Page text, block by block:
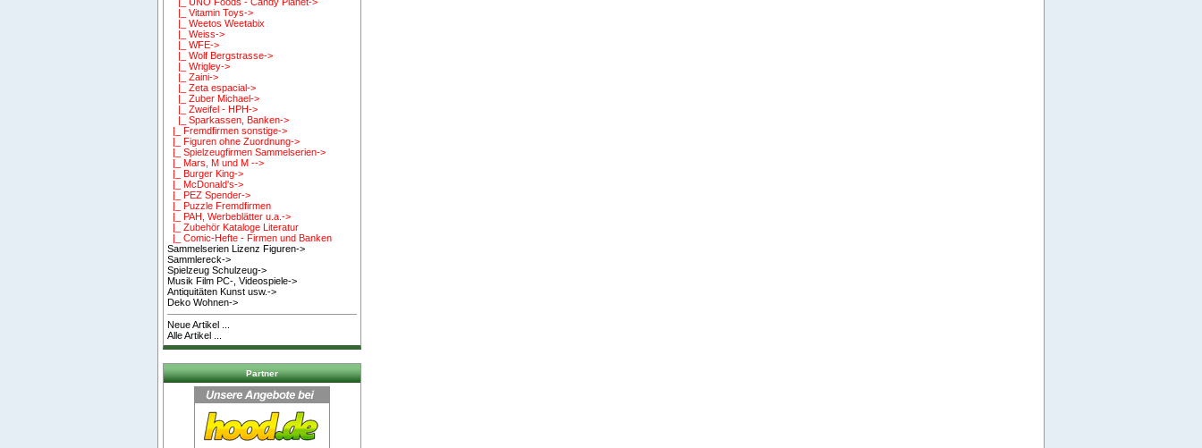
|_ Vitamin Toys->
|_ Weetos Weetabix
|_ Weiss->
|_ WFE->
|_ Wolf Bergstrasse->
|_ Wrigley->
|_ Zaini->
|_ Zeta espacial->
|_ Zuber Michael->
|_ Zweifel - HPH->
|_ Sparkassen, Banken->
|_ Fremdfirmen sonstige->
|_ Figuren ohne Zuordnung->
|_ Spielzeugfirmen Sammelserien->
|_ Mars, M und M -->
|_ Burger King->
|_ McDonald's->
|_ PEZ Spender->
|_ Puzzle Fremdfirmen
|_ PAH, Werbeblätter u.a.->
|_ Zubehör Kataloge Literatur
|_ Comic-Hefte - Firmen und Banken
Sammelserien Lizenz Figuren->
Sammlereck->
Spielzeug Schulzeug->
Musik Film PC-, Videospiele->
Antiquitäten Kunst usw.->
Deko Wohnen->
Neue Artikel ...
Alle Artikel ...
Partner